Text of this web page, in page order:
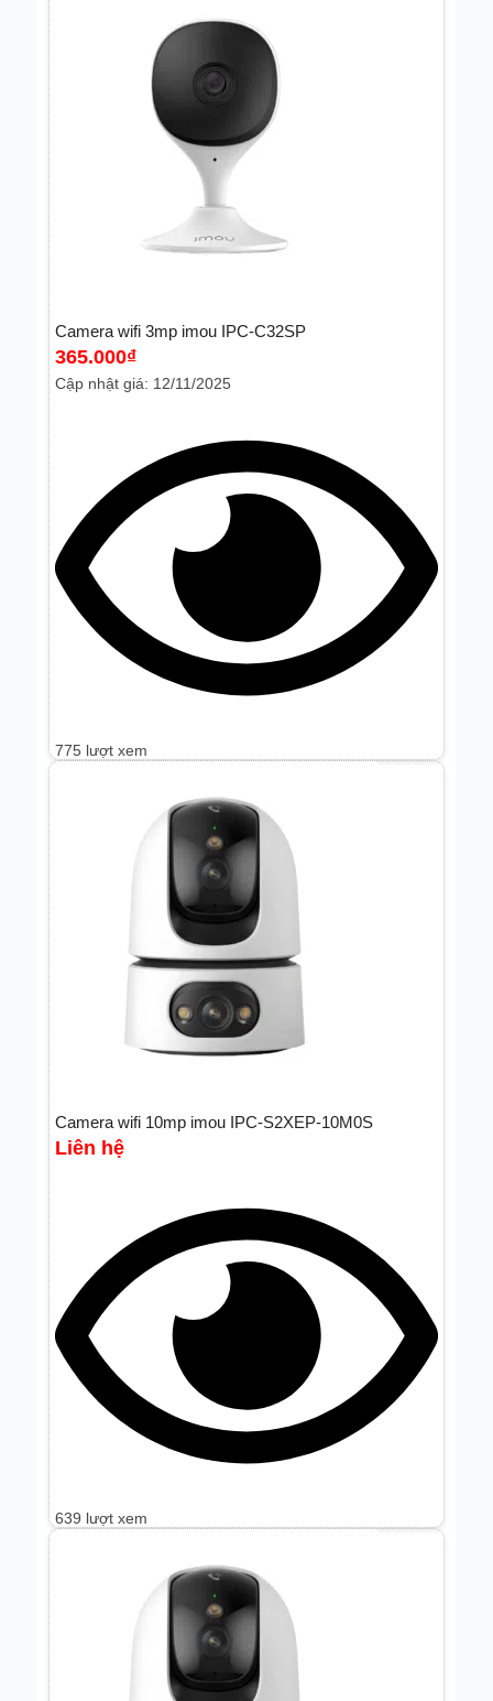
Camera wifi 3mp imou IPC-C32SP
365.000₫
Cập nhật giá: 12/11/2025
775 lượt xem
Camera wifi 10mp imou IPC-S2XEP-10M0S
Liên hệ
639 lượt xem